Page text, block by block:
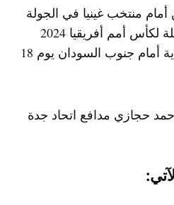
منتخب غينيا في الجولة
الخامسة للتصفيات المؤهلة لكأس أمم أفريقيا 2024
بكوت ديفوار ومواجهة ودية أمام جنوب السودان يوم 18
حجازي​ مدافع اتحاد جدة